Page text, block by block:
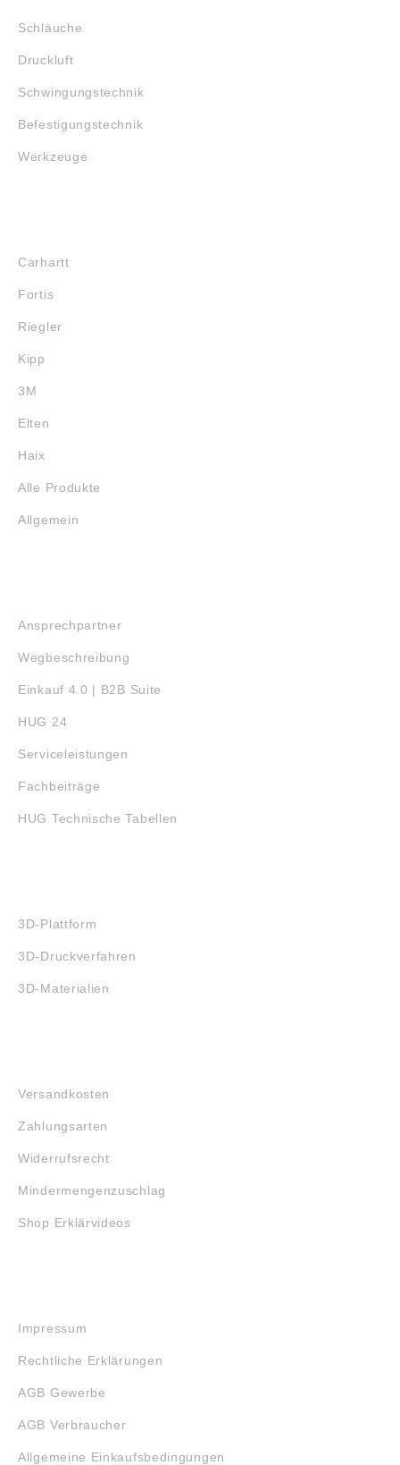
Schläuche
Druckluft
Schwingungstechnik
Befestigungstechnik
Werkzeuge
Carhartt
Fortis
Riegler
Kipp
3M
Elten
Haix
Alle Produkte
Allgemein
Ansprechpartner
Wegbeschreibung
Einkauf 4.0 | B2B Suite
HUG 24
Serviceleistungen
Fachbeiträge
HUG Technische Tabellen
3D-Plattform
3D-Druckverfahren
3D-Materialien
Versandkosten
Zahlungsarten
Widerrufsrecht
Mindermengenzuschlag
Shop Erklärvideos
Impressum
Rechtliche Erklärungen
AGB Gewerbe
AGB Verbraucher
Allgemeine Einkaufsbedingungen